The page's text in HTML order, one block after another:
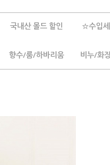
국내산 몰드 할인 ☆수입
향수/룸/하바리움 비누/화